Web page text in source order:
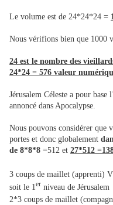
Le volume est de 24*24*24 =
Nous vérifions bien que 1000
24 est le nombre des
24*24 = 576 valeur
Jérusalem Céleste a pour
annoncé dans Apocalypse.
Nous pouvons considérer que
portes et donc globalement
de 8*8*8 =512 et 27*512
3 coups de maillet (apprenti)
soit le 1er niveau de Jérusalem
2*3 coups de maillet